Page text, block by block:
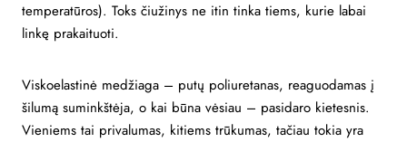
temperatūros). Toks čiužinys ne itin tinka tiems, kurie labai
linkę prakaituoti.
Viskoelastinė medžiaga – putų poliuretanas, reaguodamas į
šilumą suminkštėja, o kai būna vėsiau – pasidaro kietesnis.
Vieniems tai privalumas, kitiems trūkumas, tačiau tokia yra